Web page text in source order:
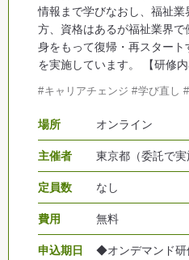
情報まで学びなおし、福祉
方、資格はあるが福祉業界
身をもって復帰・再スター
を実施しています。 【研修
キャリアチェンジ 学び直し
場所 オンライン
主催者 東京都（委託で実
定員数 なし
費用 無料
申込期日
◆オンデマンド研